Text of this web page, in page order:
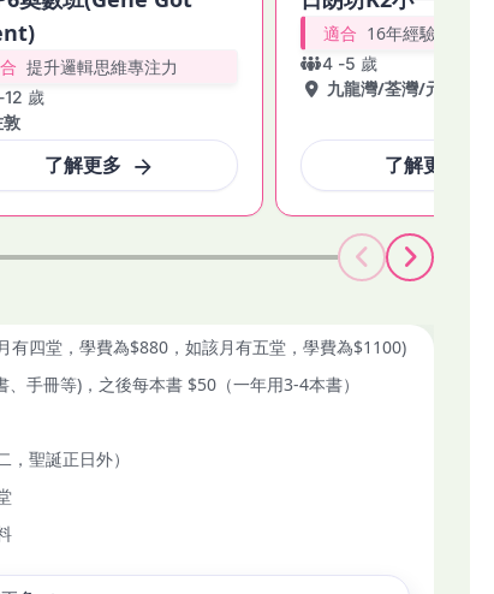
提升邏輯思維專注力
-12 歲
了解更多
適合 16年經驗助入名校
4-5 歲
九龍灣/荃灣/元朗
了解更多
四堂，學費為$880，如該月有五堂，學費為$1100)
手冊等)，之後每本書 $50（一年用3-4本書）
聖誕正日外）